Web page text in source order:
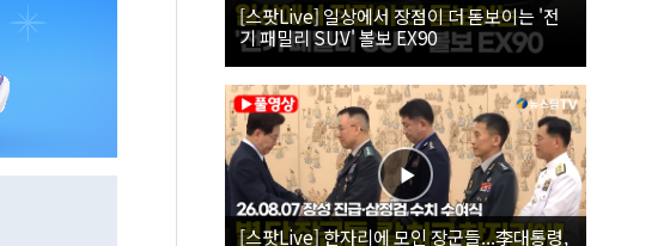
[스팟Live] 일상에서 장점이 더 돋보이는 '전
기 패밀리 SUV' 볼보 EX90
[스팟Live] 한자리에 모인 장군들...李대통령,